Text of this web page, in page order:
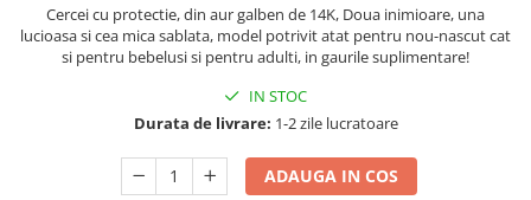
Cercei cu protectie, din aur galben de 14K, Doua inimioare, una
lucioasa si cea mica sablata, model potrivit atat pentru nou-nascut cat
si pentru bebelusi si pentru adulti, in gaurile suplimentare!
IN STOC
Durata de livrare: 1-2 zile lucratoare
ADAUGA IN COS